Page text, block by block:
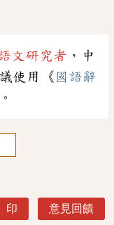
文研究者 ，中
使用《 國語辭
意見回饋